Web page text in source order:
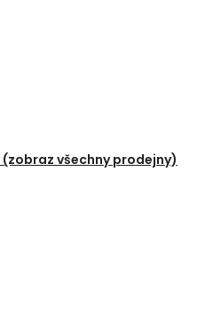
(zobraz všechny prodejny)